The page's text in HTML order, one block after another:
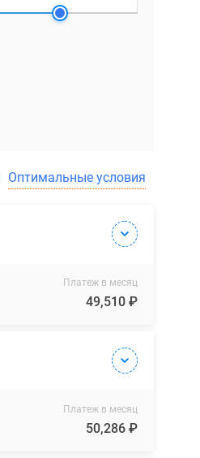
Оптимальные условия
Платеж в месяц
49,510 ₽
Платеж в месяц
50,286 ₽